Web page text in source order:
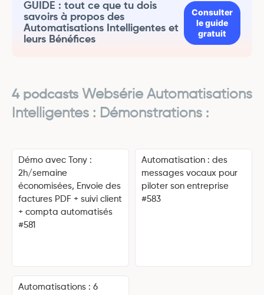
GUIDE : tout ce que tu dois
savoirs à propos des
Automatisations Intelligentes et
leurs Bénéfices
Consulter
le guide
gratuit
4 podcasts Websérie Automatisations
Intelligentes : Démonstrations :
Démo avec Tony :
2h/semaine
économisées, Envoie des
factures PDF + suivi client
+ compta automatisés
#581
Automatisation : des
messages vocaux pour
piloter son entreprise
#583
Automatisations : 6